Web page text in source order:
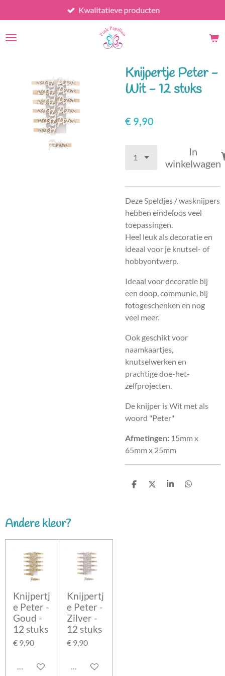
direct
naar
Kwalitatieve producten
Knijpertje Peter -
Wit - 12 stuks
€ 9,90
In
winkelwagen
Deze Speldjes / wasknijpers
hebben eindeloos veel
toepassingen.
Heel leuk als decoratie en
ideaal voor je knutsel- of
hobbyontwerp.
Ideaal voor decoratie bij
een doop, communie, bij
fotogeschenken en nog
veel meer.
Ook geschikt voor
naamkaartjes,
knutselwerken en
prachtige doe-het-
zelfprojecten.
De knijper is Wit met als
woord "Peter"
Afmetingen: 15mm x
65mm x 25mm
D
D
S
D
Andere kleur?
Knijpertj
e Peter -
Goud -
12 stuks
€ 9,90
In winkelwagen
Knijpertj
e Peter -
Zilver -
12 stuks
€ 9,90
In winkelwagen